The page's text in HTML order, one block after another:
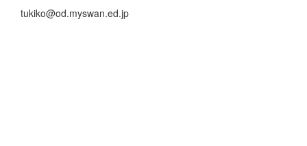
tukiko@od.myswan.ed.jp